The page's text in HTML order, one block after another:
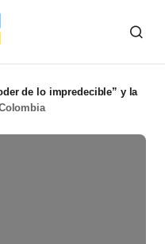
de lo impredecible” y la